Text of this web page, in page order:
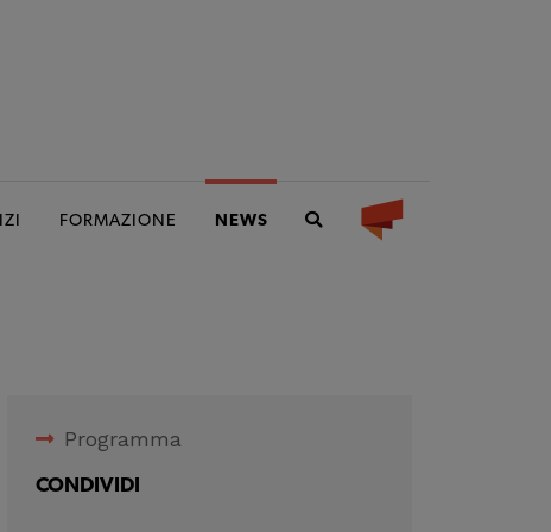
FORMAZIONE NEWS
Programma
CONDIVIDI